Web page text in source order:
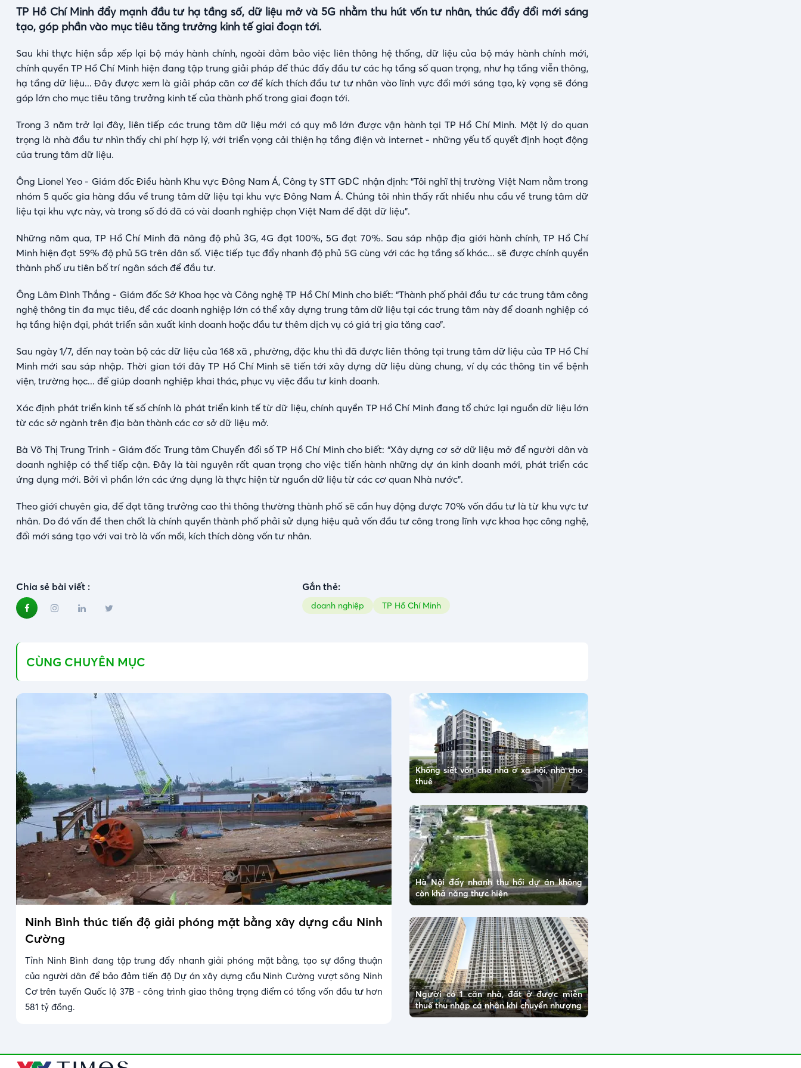
TP Hồ Chí Minh đẩy mạnh đầu tư hạ tầng số, dữ liệu mở và 5G nhằm thu hút vốn tư nhân, thúc đẩy đổi mới sáng
tạo, góp phần vào mục tiêu tăng trưởng kinh tế giai đoạn tới.
Sau khi thực hiện sắp xếp lại bộ máy hành chính, ngoài đảm bảo việc liên thông hệ thống, dữ liệu của bộ máy hành chính mới,
chính quyền TP Hồ Chí Minh hiện đang tập trung giải pháp để thúc đẩy đầu tư các hạ tầng số quan trọng, như hạ tầng viễn thông,
hạ tầng dữ liệu... Đây được xem là giải pháp căn cơ để kích thích đầu tư tư nhân vào lĩnh vực đổi mới sáng tạo, kỳ vọng sẽ đóng
góp lớn cho mục tiêu tăng trưởng kinh tế của thành phố trong giai đoạn tới.
Trong 3 năm trở lại đây, liên tiếp các trung tâm dữ liệu mới có quy mô lớn được vận hành tại TP Hồ Chí Minh. Một lý do quan
trọng là nhà đầu tư nhìn thấy chi phí hợp lý, với triển vọng cải thiện hạ tầng điện và internet - những yếu tố quyết định hoạt động
của trung tâm dữ liệu.
Ông Lionel Yeo - Giám đốc Điều hành Khu vực Đông Nam Á, Công ty STT GDC nhận định: “Tôi nghĩ thị trường Việt Nam nằm trong
nhóm 5 quốc gia hàng đầu về trung tâm dữ liệu tại khu vực Đông Nam Á. Chúng tôi nhìn thấy rất nhiều nhu cầu về trung tâm dữ
liệu tại khu vực này, và trong số đó đã có vài doanh nghiệp chọn Việt Nam để đặt dữ liệu”.
Những năm qua, TP Hồ Chí Minh đã nâng độ phủ 3G, 4G đạt 100%, 5G đạt 70%. Sau sáp nhập địa giới hành chính, TP Hồ Chí
Minh hiện đạt 59% độ phủ 5G trên dân số. Việc tiếp tục đẩy nhanh độ phủ 5G cùng với các hạ tầng số khác... sẽ được chính quyền
thành phố ưu tiên bố trí ngân sách để đầu tư.
Ông Lâm Đình Thắng - Giám đốc Sở Khoa học và Công nghệ TP Hồ Chí Minh cho biết: “Thành phố phải đầu tư các trung tâm công
nghệ thông tin đa mục tiêu, để các doanh nghiệp lớn có thể xây dựng trung tâm dữ liệu tại các trung tâm này để doanh nghiệp có
hạ tầng hiện đại, phát triển sản xuất kinh doanh hoặc đầu tư thêm dịch vụ có giá trị gia tăng cao”.
Sau ngày 1/7, đến nay toàn bộ các dữ liệu của 168 xã , phường, đặc khu thì đã được liên thông tại trung tâm dữ liệu của TP Hồ Chí
Minh mới sau sáp nhập. Thời gian tới đây TP Hồ Chí Minh sẽ tiến tới xây dựng dữ liệu dùng chung, ví dụ các thông tin về bệnh
viện, trường học... để giúp doanh nghiệp khai thác, phục vụ việc đầu tư kinh doanh.
Xác định phát triển kinh tế số chính là phát triển kinh tế từ dữ liệu, chính quyền TP Hồ Chí Minh đang tổ chức lại nguồn dữ liệu lớn
từ các sở ngành trên địa bàn thành các cơ sở dữ liệu mở.
Bà Võ Thị Trung Trinh - Giám đốc Trung tâm Chuyển đổi số TP Hồ Chí Minh cho biết: “Xây dựng cơ sở dữ liệu mở để người dân và
doanh nghiệp có thể tiếp cận. Đây là tài nguyên rất quan trọng cho việc tiến hành những dự án kinh doanh mới, phát triển các
ứng dụng mới. Bởi vì phần lớn các ứng dụng là thực hiện từ nguồn dữ liệu từ các cơ quan Nhà nước”.
Theo giới chuyên gia, để đạt tăng trưởng cao thì thông thường thành phố sẽ cần huy động được 70% vốn đầu tư là từ khu vực tư
nhân. Do đó vấn đề then chốt là chính quyền thành phố phải sử dụng hiệu quả vốn đầu tư công trong lĩnh vực khoa học công nghệ,
đổi mới sáng tạo với vai trò là vốn mồi, kích thích dòng vốn tư nhân.
Chia sẻ bài viết : Gắn thẻ:
doanh nghiệp TP Hồ Chí Minh
CÙNG CHUYÊN MỤC
Ninh Bình thúc tiến độ giải phóng mặt bằng xây dựng cầu Ninh
Cường
Tỉnh Ninh Bình đang tập trung đẩy nhanh giải phóng mặt bằng, tạo sự đồng thuận
của người dân để bảo đảm tiến độ Dự án xây dựng cầu Ninh Cường vượt sông Ninh
Cơ trên tuyến Quốc lộ 37B - công trình giao thông trọng điểm có tổng vốn đầu tư hơn
581 tỷ đồng.
Không siết vốn cho nhà ở xã hội, nhà cho
thuê
Hà Nội đẩy nhanh thu hồi dự án không
còn khả năng thực hiện
Người có 1 căn nhà, đất ở được miễn
thuế thu nhập cá nhân khi chuyển nhượng